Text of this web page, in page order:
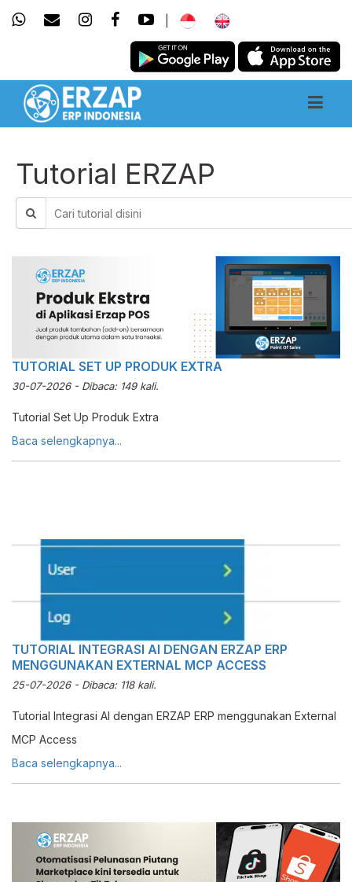
Tutorial ERZAP
TUTORIAL SET UP PRODUK EXTRA
30-07-2026 - Dibaca: 149 kali.
Tutorial Set Up Produk Extra
Baca selengkapnya...
TUTORIAL INTEGRASI AI DENGAN ERZAP ERP
MENGGUNAKAN EXTERNAL MCP ACCESS
25-07-2026 - Dibaca: 118 kali.
Tutorial Integrasi AI dengan ERZAP ERP menggunakan External
MCP Access
Baca selengkapnya...